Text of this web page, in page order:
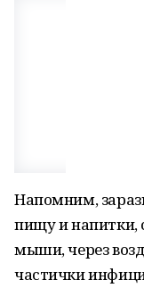
Напомним,
пищу и напитки,
мыши, через
частички